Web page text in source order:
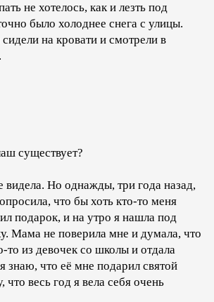
не хотелось, как и лезть под
было холоднее снега с улицы.
на кровати и смотрели в
существует?
видела. Но однажды, три года назад,
что бы хоть кто-то меня
подарок, и на утро я нашла под
Мама не поверила мне и думала, что
то из девочек со школы и отдала
знаю, что её мне подарил святой
весь год я вела себя очень